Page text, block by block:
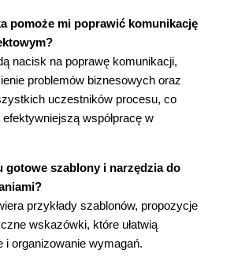
na użytkowaniu
wymagań użytkownika
przypadku użycia
informacji o wymaganiach
praktyki
zdarzeń
wydarzeń
praktyki
kroki
8. "Ocena koncepcji danych i relacji"
pomoże mi poprawić komunikację
nacisk na poprawę komunikacji,
problemów biznesowych oraz
uczestników procesu, co
efektywniejszą współpracę w
gotowe szablony i narzędzia do
przykłady szablonów, propozycje
wskazówki, które ułatwią
i organizowanie wymagań.